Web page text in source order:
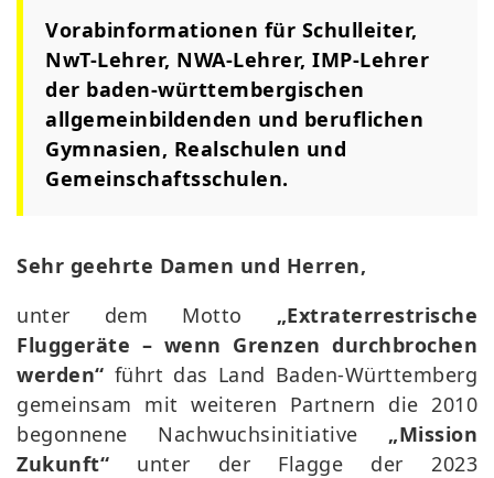
Vorabinformationen für Schulleiter,
NwT-Lehrer, NWA-Lehrer, IMP-Lehrer
der baden-württembergischen
allgemeinbildenden und beruflichen
Gymnasien, Realschulen und
Gemeinschaftsschulen.
Sehr geehrte Damen und Herren,
unter dem Motto „Extraterrestrische
Fluggeräte – wenn Grenzen durchbrochen
werden“ führt das Land Baden-Württemberg
gemeinsam mit weiteren Partnern die 2010
begonnene Nachwuchsinitiative „Mission
Zukunft“ unter der Flagge der 2023